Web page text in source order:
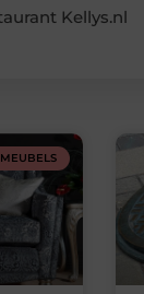
Kellys.nl
MEUBELS